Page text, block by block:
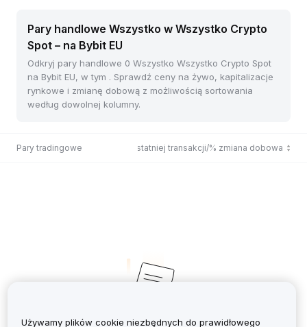
Pary handlowe Wszystko w Wszystko Crypto
Spot – na Bybit EU
Odkryj pary handlowe 0 Wszystko Wszystko Crypto Spot
na Bybit EU, w tym . Sprawdź ceny na żywo, kapitalizacje
rynkowe i zmianę dobową z możliwością sortowania
według dowolnej kolumny.
Pary tradingowe Cena ostatniej transakcji/% zmiana dobowa
Używamy plików cookie niezbędnych do prawidłowego